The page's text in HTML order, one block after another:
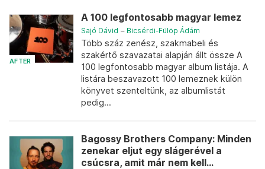
AFTER
A 100 legfontosabb magyar lemez
Sajó Dávid – Bicsérdi-Fülöp Ádám
Több száz zenész, szakmabeli és
szakértő szavazatai alapján állt össze A
100 legfontosabb magyar album listája. A
listára beszavazott 100 lemeznek külön
könyvet szenteltünk, az albumlistát
pedig...
Bagossy Brothers Company: Minden
zenekar eljut egy slágerével a
csúcsra, amit már nem kell...